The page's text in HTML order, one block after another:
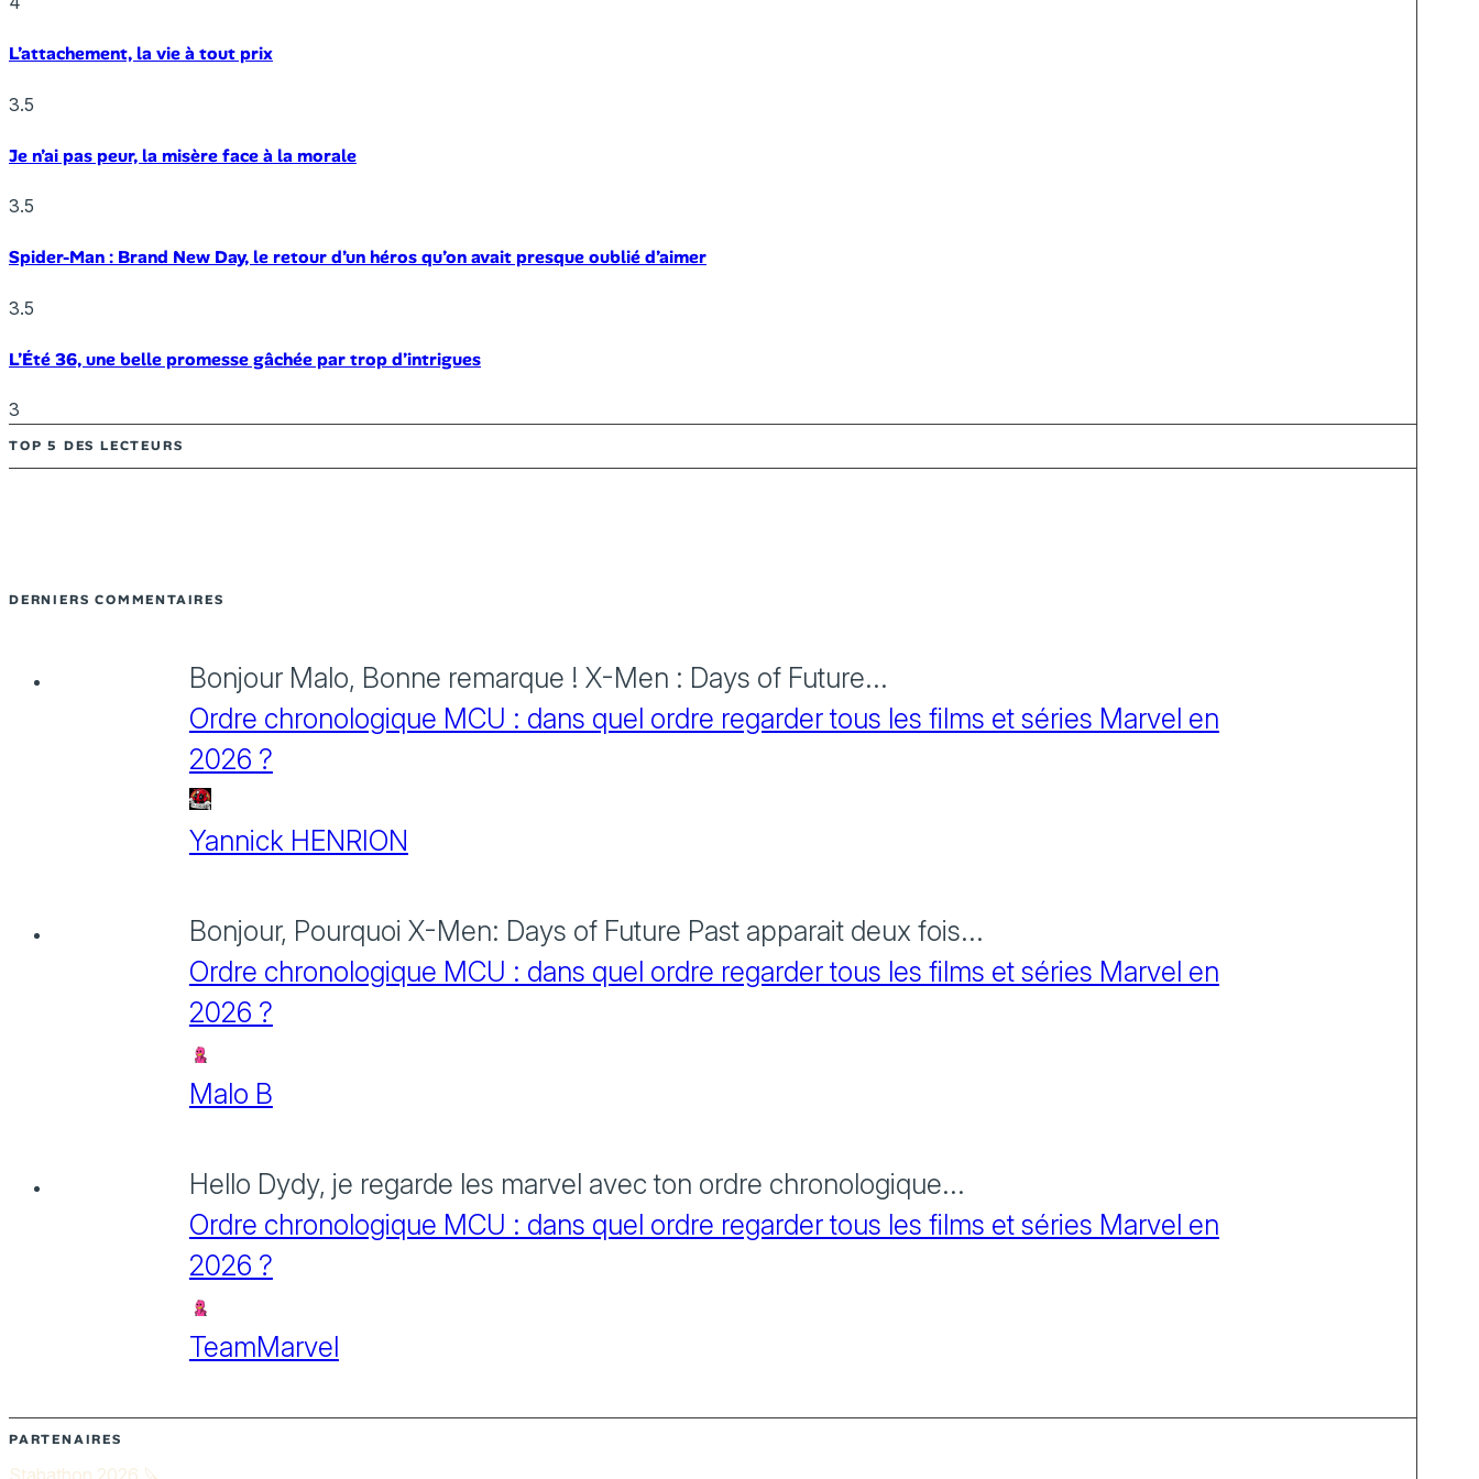
L’attachement, la vie à tout prix
3.5
Je n’ai pas peur, la misère face à la morale
3.5
Spider-Man : Brand New Day, le retour d’un héros qu’on avait presque oublié d’aimer
3.5
L’Été 36, une belle promesse gâchée par trop d’intrigues
3
TOP 5 DES LECTEURS
DERNIERS COMMENTAIRES
Bonjour Malo, Bonne remarque ! X-Men : Days of Future...
Ordre chronologique MCU : dans quel ordre regarder tous les films et séries Marvel en
2026 ?
Yannick HENRION
Bonjour, Pourquoi X-Men: Days of Future Past apparait deux fois...
Ordre chronologique MCU : dans quel ordre regarder tous les films et séries Marvel en
2026 ?
Malo B
Hello Dydy, je regarde les marvel avec ton ordre chronologique...
Ordre chronologique MCU : dans quel ordre regarder tous les films et séries Marvel en
2026 ?
TeamMarvel
PARTENAIRES